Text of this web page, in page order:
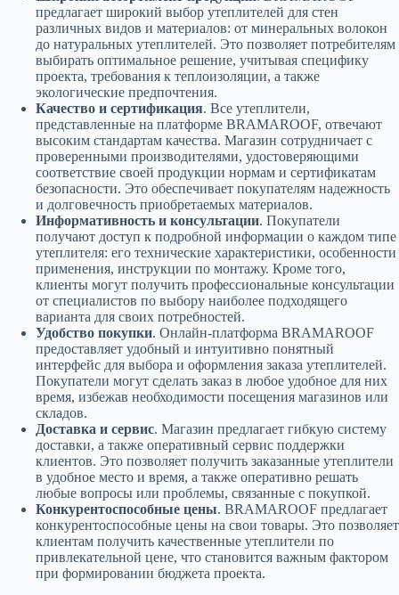
предлагает широкий выбор утеплителей для стен
различных видов и материалов: от минеральных волокон
до натуральных утеплителей. Это позволяет потребителям
выбирать оптимальное решение, учитывая специфику
проекта, требования к теплоизоляции, а также
экологические предпочтения.
Качество и сертификация. Все утеплители,
представленные на платформе BRAMAROOF, отвечают
высоким стандартам качества. Магазин сотрудничает с
проверенными производителями, удостоверяющими
соответствие своей продукции нормам и сертификатам
безопасности. Это обеспечивает покупателям надежность
и долговечность приобретаемых материалов.
Информативность и консультации. Покупатели
получают доступ к подробной информации о каждом типе
утеплителя: его технические характеристики, особенности
применения, инструкции по монтажу. Кроме того,
клиенты могут получить профессиональные консультации
от специалистов по выбору наиболее подходящего
варианта для своих потребностей.
Удобство покупки. Онлайн-платформа BRAMAROOF
предоставляет удобный и интуитивно понятный
интерфейс для выбора и оформления заказа утеплителей.
Покупатели могут сделать заказ в любое удобное для них
время, избежав необходимости посещения магазинов или
складов.
Доставка и сервис. Магазин предлагает гибкую систему
доставки, а также оперативный сервис поддержки
клиентов. Это позволяет получить заказанные утеплители
в удобное место и время, а также оперативно решать
любые вопросы или проблемы, связанные с покупкой.
Конкурентоспособные цены. BRAMAROOF предлагает
конкурентоспособные цены на свои товары. Это позволяет
клиентам получить качественные утеплители по
привлекательной цене, что становится важным фактором
при формировании бюджета проекта.